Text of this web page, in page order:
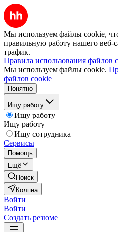
Мы используем файлы cookie,
правильную работу нашего веб-
трафик.
Правила использования файлов
Мы используем файлы cookie.
файлов cookie
Понятно
Ищу работу
Ищу работу
Ищу работу
Ищу сотрудника
Сервисы
Помощь
Ещё
Поиск
Колпна
Войти
Войти
Создать резюме